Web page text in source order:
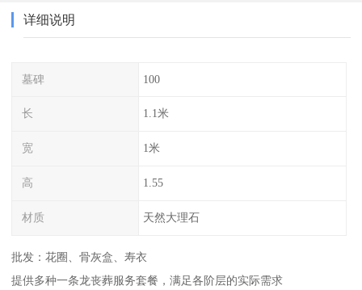
详细说明
墓碑 100
长 1.1米
宽 1米
高 1.55
材质 天然大理石
批发：花圈、骨灰盒、寿衣
提供多种一条龙丧葬服务套餐，满足各阶层的实际需求